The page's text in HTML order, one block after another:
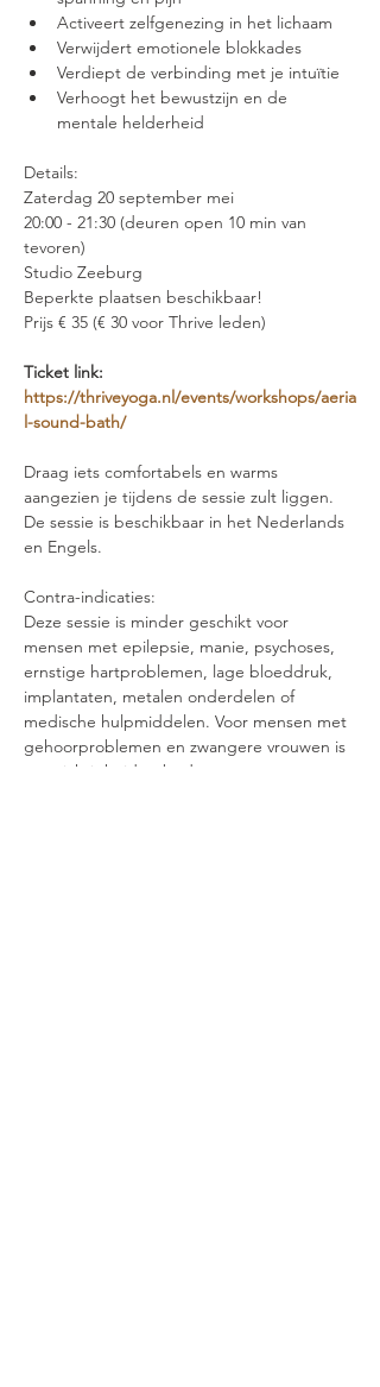
Activeert zelfgenezing in het lichaam
Verwijdert emotionele blokkades
Verdiept de verbinding met je intuïtie
Verhoogt het bewustzijn en de
mentale helderheid
Details:
Zaterdag 20 september mei
20:00 - 21:30 (deuren open 10 min van
tevoren)
Studio Zeeburg
Beperkte plaatsen beschikbaar!
Prijs € 35 (€ 30 voor Thrive leden)
Ticket link:
https://thriveyoga.nl/events/workshops/aeria
l-sound-bath/
Draag iets comfortabels en warms
aangezien je tijdens de sessie zult liggen.
De sessie is beschikbaar in het Nederlands
en Engels.
Contra-indicaties:
Deze sessie is minder geschikt voor
mensen met epilepsie, manie, psychoses,
ernstige hartproblemen, lage bloeddruk,
implantaten, metalen onderdelen of
medische hulpmiddelen. Voor mensen met
gehoorproblemen en zwangere vrouwen is
voorzichtigheid geboden.